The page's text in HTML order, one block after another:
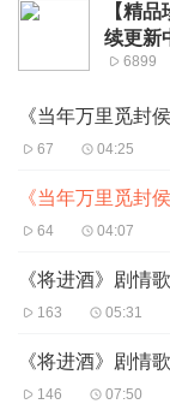
【精
续更新
6899
《当年万里觅封
67 04:25
《当年万里觅封
64 04:07
《将进酒》剧情
163 05:31
《将进酒》剧情
146 07:50